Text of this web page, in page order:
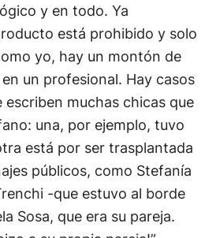
y en todo. Ya
está prohibido y solo
yo, hay un montón de
un profesional. Hay casos
escriben muchas chicas que
una, por ejemplo, tuvo
está por ser trasplantada
públicos, como Stefanía
-que estuvo al borde
Sosa, que era su pareja.